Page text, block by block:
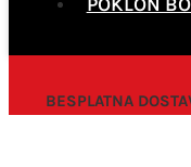
BESPLATNA